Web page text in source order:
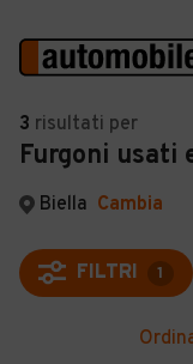
Auto
Auto usate
Auto Km 0
Auto Nuove
Noleggio a
VENDI
MAGAZINE
ACCEDI
3 risultati per
Furgoni usati
Biella Cambia
FILTRI 1